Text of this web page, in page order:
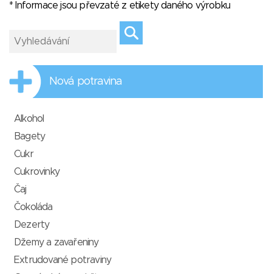
* Informace jsou převzaté z etikety daného výrobku
Nová potravina
Alkohol
Bagety
Cukr
Cukrovinky
Čaj
Čokoláda
Dezerty
Džemy a zavařeniny
Extrudované potraviny